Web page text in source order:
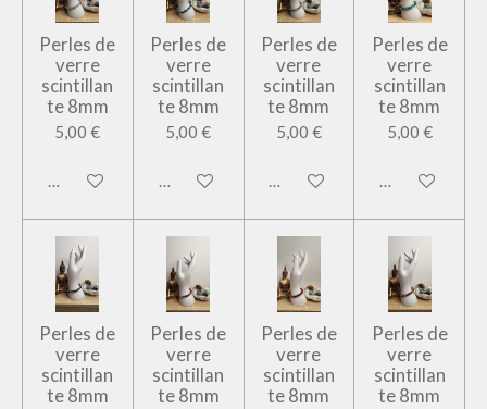
Perles de
verre
scintillan
te 8mm
5,00 €
Ajouter au panier
Perles de
verre
scintillan
te 8mm
5,00 €
Ajouter au panier
Perles de
verre
scintillan
te 8mm
5,00 €
Ajouter au panier
Perles de
verre
scintillan
te 8mm
5,00 €
Ajouter au
Perles de
verre
scintillan
te 8mm
Perles de
verre
scintillan
te 8mm
Perles de
verre
scintillan
te 8mm
Perles de
verre
scintillan
te 8mm